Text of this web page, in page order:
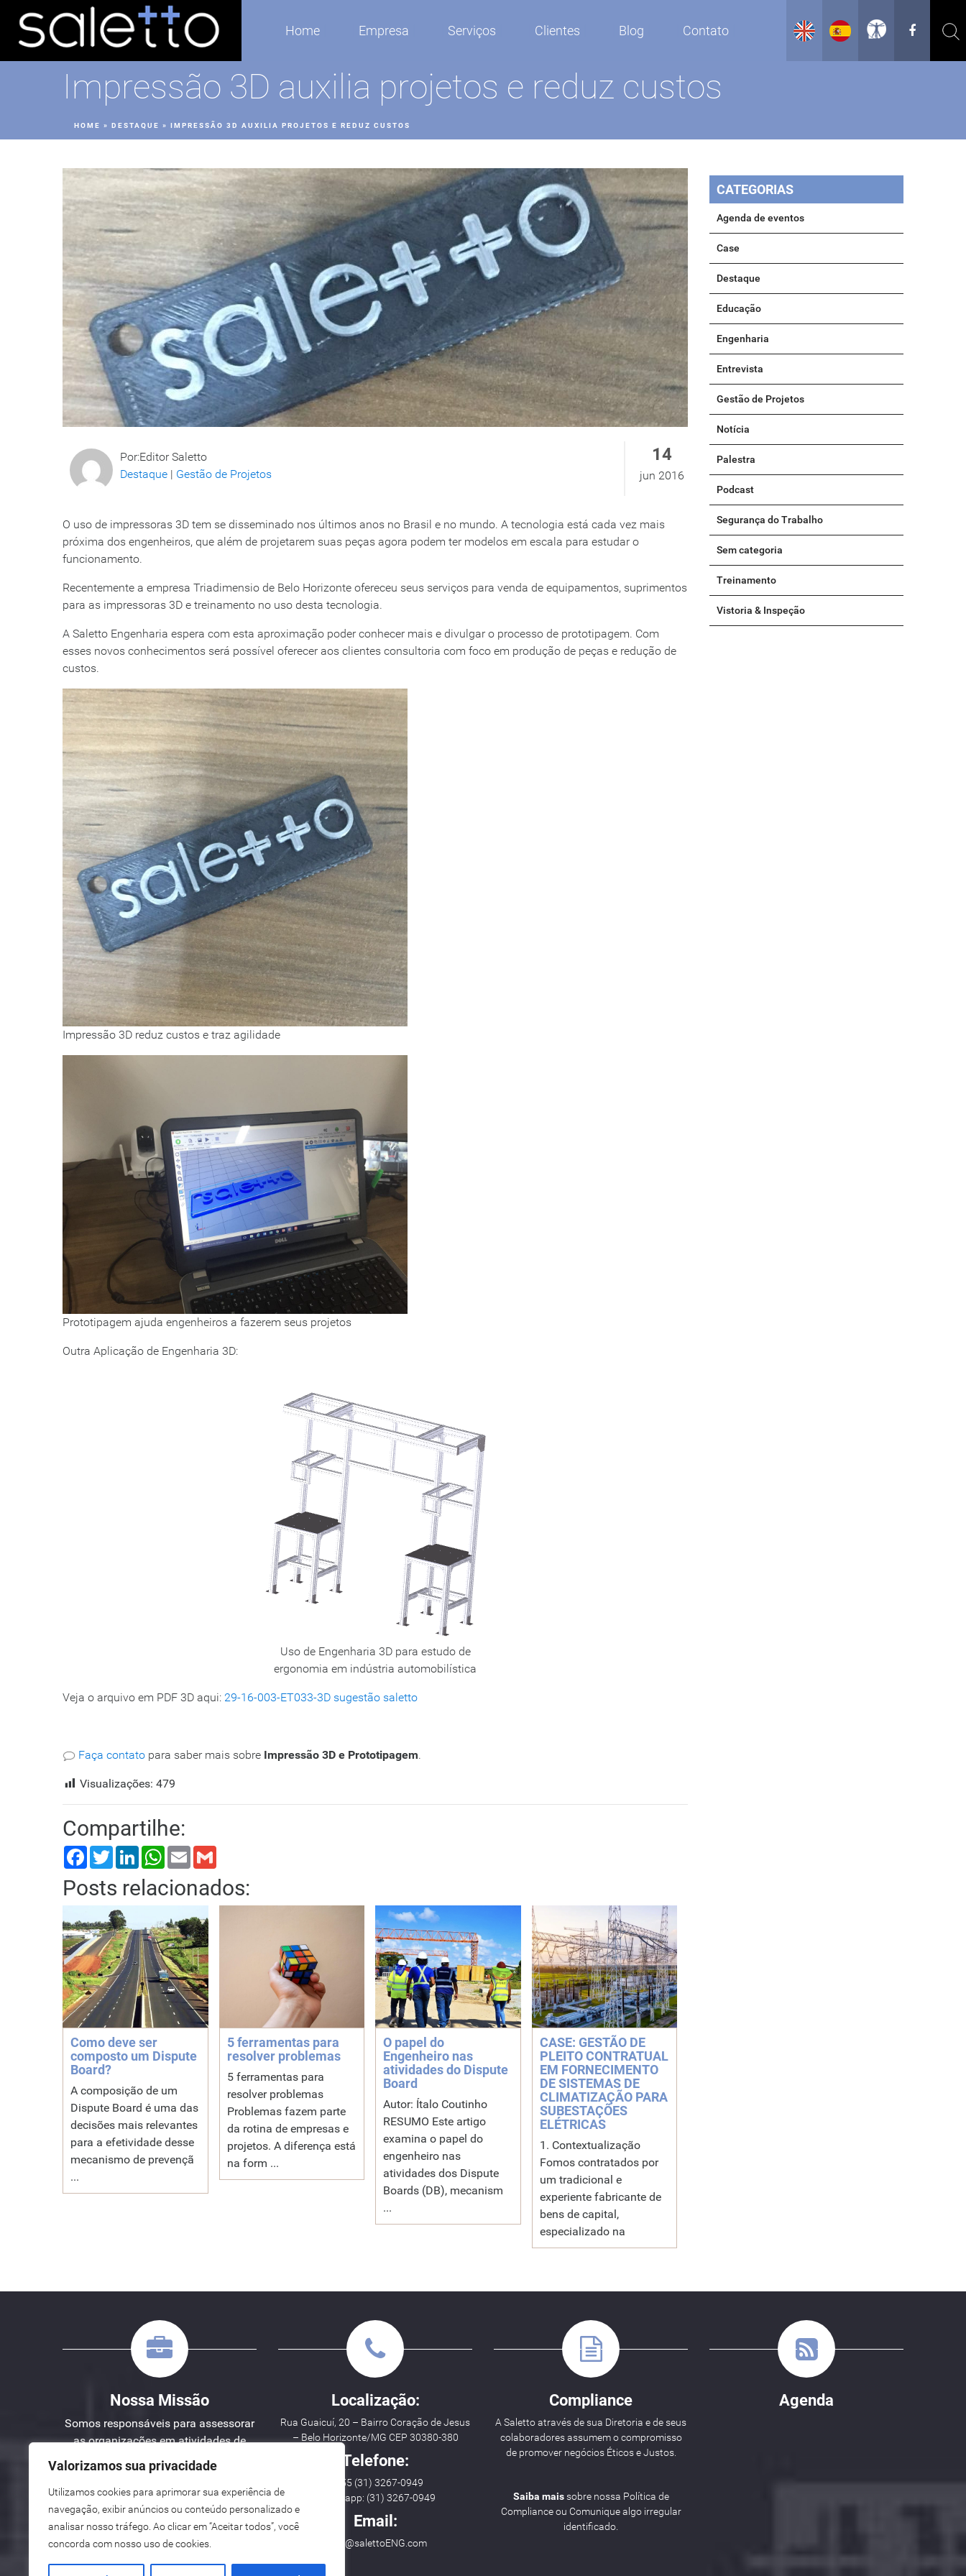
Valorizamos sua privacidade
Utilizamos cookies para aprimorar sua experiência de
navegação, exibir anúncios ou conteúdo personalizado e
analisar nosso tráfego. Ao clicar em “Aceitar todos”, você
concorda com nosso uso de cookies.
Home Empresa Serviços Clientes Blog Contato
Impressão 3D auxilia projetos e reduz custos
HOME » DESTAQUE » IMPRESSÃO 3D AUXILIA PROJETOS E REDUZ CUSTOS
Por:Editor Saletto
Destaque | Gestão de Projetos
14
jun 2016
O uso de impressoras 3D tem se disseminado nos últimos anos no Brasil e no mundo. A tecnologia está cada vez mais
próxima dos engenheiros, que além de projetarem suas peças agora podem ter modelos em escala para estudar o
funcionamento.
Recentemente a empresa Triadimensio de Belo Horizonte ofereceu seus serviços para venda de equipamentos, suprimentos
para as impressoras 3D e treinamento no uso desta tecnologia.
A Saletto Engenharia espera com esta aproximação poder conhecer mais e divulgar o processo de prototipagem. Com
esses novos conhecimentos será possível oferecer aos clientes consultoria com foco em produção de peças e redução de
custos.
Impressão 3D reduz custos e traz agilidade
Prototipagem ajuda engenheiros a fazerem seus projetos
Outra Aplicação de Engenharia 3D:
Uso de Engenharia 3D para estudo de
ergonomia em indústria automobilística
Veja o arquivo em PDF 3D aqui: 29-16-003-ET033-3D sugestão saletto
Faça contato para saber mais sobre Impressão 3D e Prototipagem.
Visualizações: 479
Compartilhe:
FacebookTwitterLinkedInWhatsApp
Email
Posts relacionados:
Como deve ser
composto um Dispute
Board?
A composição de um
Dispute Board é uma das
decisões mais relevantes
para a efetividade desse
mecanismo de prevençã
...
5 ferramentas para
resolver problemas
5 ferramentas para
resolver problemas
Problemas fazem parte
da rotina de empresas e
projetos. A diferença está
na form ...
O papel do
Engenheiro nas
atividades do Dispute
Board
Autor: Ítalo Coutinho
RESUMO Este artigo
examina o papel do
engenheiro nas
atividades dos Dispute
Boards (DB), mecanism
...
CASE: GESTÃO DE
PLEITO CONTRATUAL
EM FORNECIMENTO
DE SISTEMAS DE
CLIMATIZAÇÃO PARA
SUBESTAÇÕES
ELÉTRICAS
1. Contextualização
Fomos contratados por
um tradicional e
experiente fabricante de
bens de capital,
especializado na
CATEGORIAS
Agenda de eventos
Case
Destaque
Educação
Engenharia
Entrevista
Gestão de Projetos
Notícia
Palestra
Podcast
Segurança do Trabalho
Sem categoria
Treinamento
Vistoria & Inspeção
Nossa Missão
Somos responsáveis para assessorar
as organizações em atividades de
Engenharia, Planejamento e Gestão
de Projetos.
See here an English version for you.
Vea aquí una versión en español para ti.
Localização:
Rua Guaicuí, 20 – Bairro Coração de Jesus
– Belo Horizonte/MG CEP 30380-380
Telefone:
++ 55 (31) 3267-0949
Whatsapp: (31) 3267-0949
Email:
hello@salettoENG.com
Compliance
A Saletto através de sua Diretoria e de seus
colaboradores assumem o compromisso
de promover negócios Éticos e Justos.
Saiba maissobre nossa Política de
Compliance ou Comunique algo irregular
identificado.
Agenda